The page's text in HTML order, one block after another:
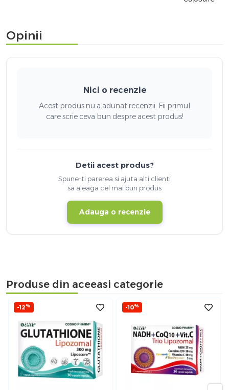
Opinii
Nici o recenzie
Acest produs nu a adunat recenzii. Fii primul
care scrie ceva bun despre acest produs!
Detii acest produs?
Spune-ti parerea si ajuta alti clienti
sa aleaga cel mai bun produs
Adauga o recenzie
Produse din aceeasi categorie
-12% -10%